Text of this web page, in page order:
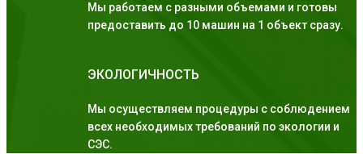
Мы работаем с разными объемами и готовы
предоставить до 10 машин на 1 объект сразу.
ЭКОЛОГИЧНОСТЬ
Мы осуществляем процедуры с соблюдением
всех необходимых требований по экологии и
СЭС.